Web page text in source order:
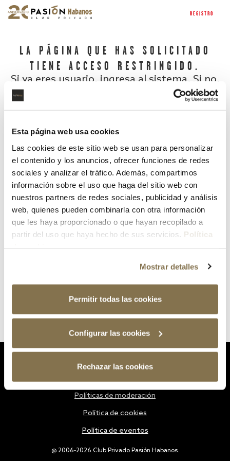
Esta página web usa cookies
Las cookies de este sitio web se usan para personalizar
el contenido y los anuncios, ofrecer funciones de redes
sociales y analizar el tráfico. Además, compartimos
información sobre el uso que haga del sitio web con
nuestros partners de redes sociales, publicidad y análisis
web, quienes pueden combinarla con otra información
que les haya proporcionado o que hayan recopilado a
partir del uso que haya hecho de sus servicios. Política
Mostrar detalles
Permitir todas las cookies
Configurar las cookies
Rechazar las cookies
REGISTRO
LA PÁGINA QUE HAS SOLICITADO
TIENE ACCESO RESTRINGIDO.
Si ya eres usuario, ingresa al sistema. Si no,
¿Has olvidado tu contraseña?
@ 2006-2026 Club Privado Pasión Habanos.
Políticas de moderación
Política de cookies
Política de eventos